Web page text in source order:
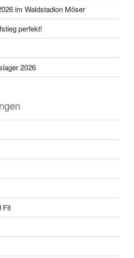
im Waldstadion Möser
perfekt!
2026
Fit